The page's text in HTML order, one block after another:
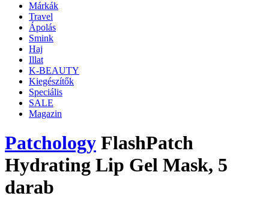
Márkák
Travel
Ápolás
Smink
Haj
Illat
K-BEAUTY
Kiegészítők
Speciális
SALE
Magazin
Patchology FlashPatch
Hydrating Lip Gel Mask, 5
darab